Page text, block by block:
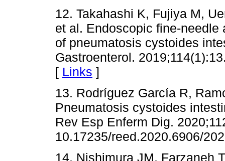
12. Takahashi K, Fujiya M,
et al. Endoscopic fine-
of pneumatosis cystoides
Gastroenterol.
[ Links ]
13. Rodríguez García R,
Pneumatosis cystoides
Rev Esp Enferm Dig.
10.17235/reed.2020.6906/
14. Nishimura JM, Farzaneh